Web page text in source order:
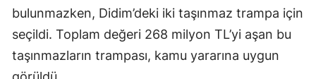
bulunmazken, Didim’deki iki taşınmaz trampa için
seçildi. Toplam değeri 268 milyon TL’yi aşan bu
taşınmazların trampası, kamu yararına uygun